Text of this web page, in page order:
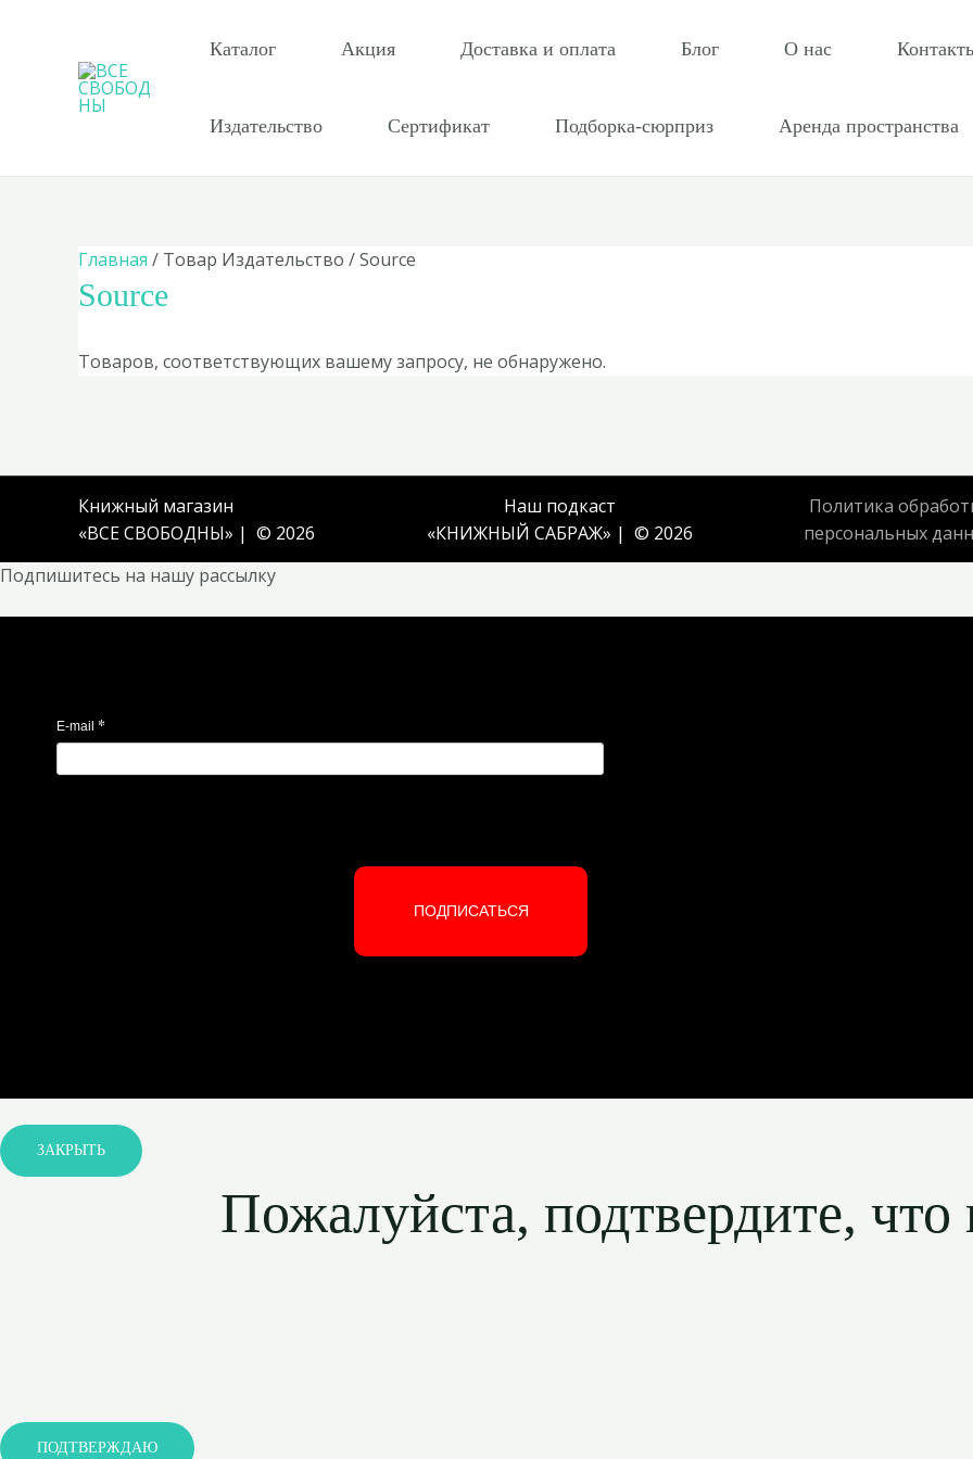
содержимому
Каталог Акция Доставка и оплата Блог О нас
Издательство Сертификат Подборка-сюрприз Аренда пространства
Главная / Товар Издательство / Source
Source
Товаров, соответствующих вашему запросу, не обнаружено.
Книжный магазин
«ВСЕ СВОБОДНЫ» | © 2026
Наш подкаст
«КНИЖНЫЙ САБРАЖ» | © 2026
Политика
персональных
Подпишитесь на нашу рассылку
E-mail *
ПОДПИСАТЬСЯ
ЗАКРЫТЬ
Пожалуйста, подтвердите, что
ПОДТВЕРЖДАЮ